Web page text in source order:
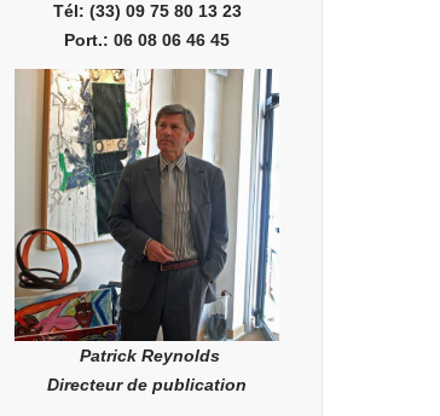
Tél: (33) 09 75 80 13 23
Port.: 06 08 06 46 45
Patrick Reynolds
Directeur de publication